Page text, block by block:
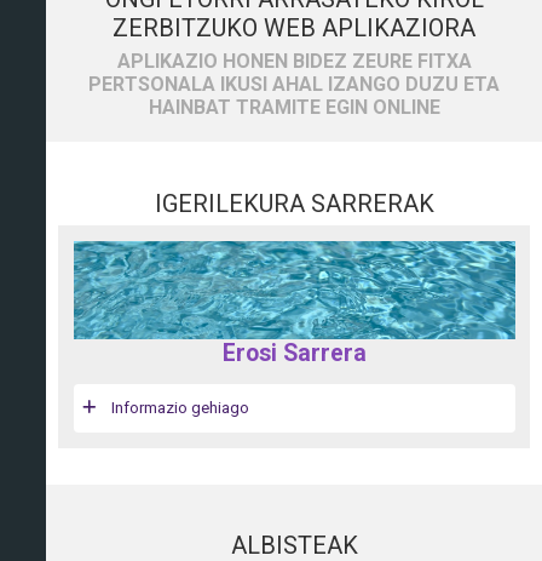
ZERBITZUKO WEB APLIKAZIORA
APLIKAZIO HONEN BIDEZ ZEURE FITXA
PERTSONALA IKUSI AHAL IZANGO DUZU ETA
HAINBAT TRAMITE EGIN ONLINE
IGERILEKURA SARRERAK
Erosi Sarrera
Informazio gehiago
ALBISTEAK